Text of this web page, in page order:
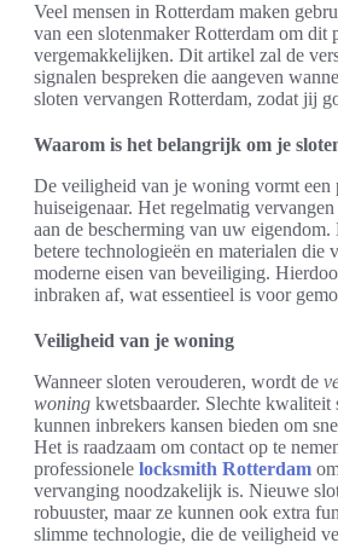
Veel mensen in Rotterdam maken
van een slotenmaker Rotterdam om dit
vergemakkelijken. Dit artikel zal de
signalen bespreken die aangeven
sloten vervangen Rotterdam, zodat jij
Waarom is het belangrijk om je
De veiligheid van je woning vormt een
huiseigenaar. Het regelmatig
aan de bescherming van uw
betere technologieën en materialen die
moderne eisen van beveiliging.
inbraken af, wat essentieel is voor
Veiligheid van je woning
Wanneer sloten verouderen, wordt de
woning kwetsbaarder. Slechte kwaliteit
kunnen inbrekers kansen bieden om
Het is raadzaam om contact op te
professionele locksmith Rotterdam
vervanging noodzakelijk is. Nieuwe
robuuster, maar ze kunnen ook extra
slimme technologie, die de veiligheid